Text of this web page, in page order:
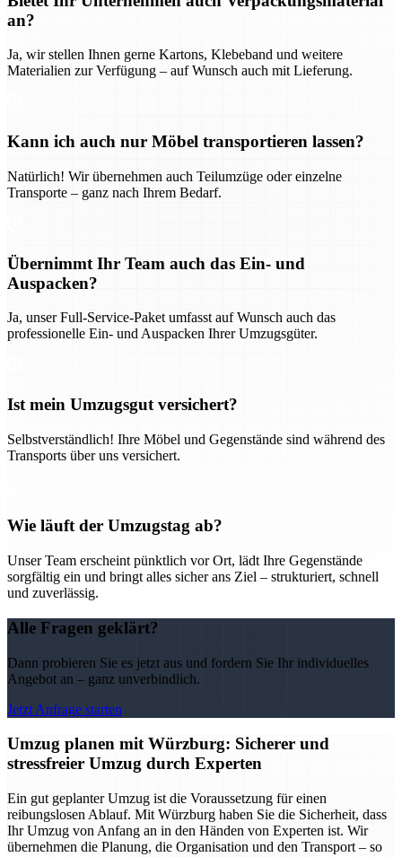
an?
Ja, wir stellen Ihnen gerne Kartons, Klebeband und weitere
Materialien zur Verfügung – auf Wunsch auch mit Lieferung.
Kann ich auch nur Möbel transportieren lassen?
Natürlich! Wir übernehmen auch Teilumzüge oder einzelne
Transporte – ganz nach Ihrem Bedarf.
Übernimmt Ihr Team auch das Ein- und
Auspacken?
Ja, unser Full-Service-Paket umfasst auf Wunsch auch das
professionelle Ein- und Auspacken Ihrer Umzugsgüter.
Ist mein Umzugsgut versichert?
Selbstverständlich! Ihre Möbel und Gegenstände sind während des
Transports über uns versichert.
Wie läuft der Umzugstag ab?
Unser Team erscheint pünktlich vor Ort, lädt Ihre Gegenstände
sorgfältig ein und bringt alles sicher ans Ziel – strukturiert, schnell
und zuverlässig.
Alle Fragen geklärt?
Dann probieren Sie es jetzt aus und fordern Sie Ihr individuelles
Angebot an – ganz unverbindlich.
Jetzt Anfrage starten
Umzug planen mit Würzburg: Sicherer und
stressfreier Umzug durch Experten
Ein gut geplanter Umzug ist die Voraussetzung für einen
reibungslosen Ablauf. Mit Würzburg haben Sie die Sicherheit, dass
Ihr Umzug von Anfang an in den Händen von Experten ist. Wir
übernehmen die Planung, die Organisation und den Transport – so